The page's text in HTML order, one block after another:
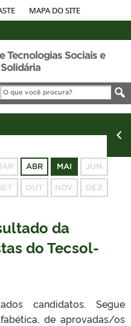
MAPA DO SITE
Tecnologias Sociais e
ABR MAI JUN
OUT NOV DEZ
da
do Tecsol-
candidatos. Segue
de aprovadas/os